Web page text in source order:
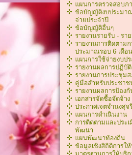
แผนการตรวจสอบภ
ข้อบัญญัติงบประมาณ
จ่ายประจำปี
ข้อบัญญัติอื่นๆ
รายงานรายรับ - รา
รายงานการติดตาม
ประมาณรอบ 6 เดือน
แผนการใช้จ่ายงบป
รายงานผลการปฏิบั
รายงานการประชุม
คู่มือสำหรับประชาช
รายงานผลการป้อง
เอกสารจัดซื้อจัดจ้าง
ประกาศเจตจำนงสุจ
แผนการดำเนินงาน
การติดตามและประ
พัฒนา
แผนพัฒนาท้องถิ่น
ข้อมูลเชิงสิถิติการใ